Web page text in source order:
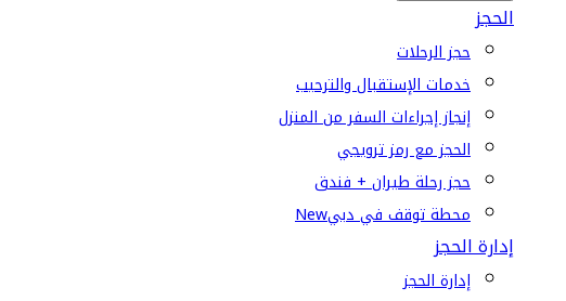
الحجز
حجز الرحلات
خدمات الإستقبال والترحيب
إنجاز إجراءات السفر من المنزل
الحجز مع رمز ترويجي
حجز رحلة طيران + فندق
محطة توقف في دبيNew
إدارة الحجز
إدارة الحجز